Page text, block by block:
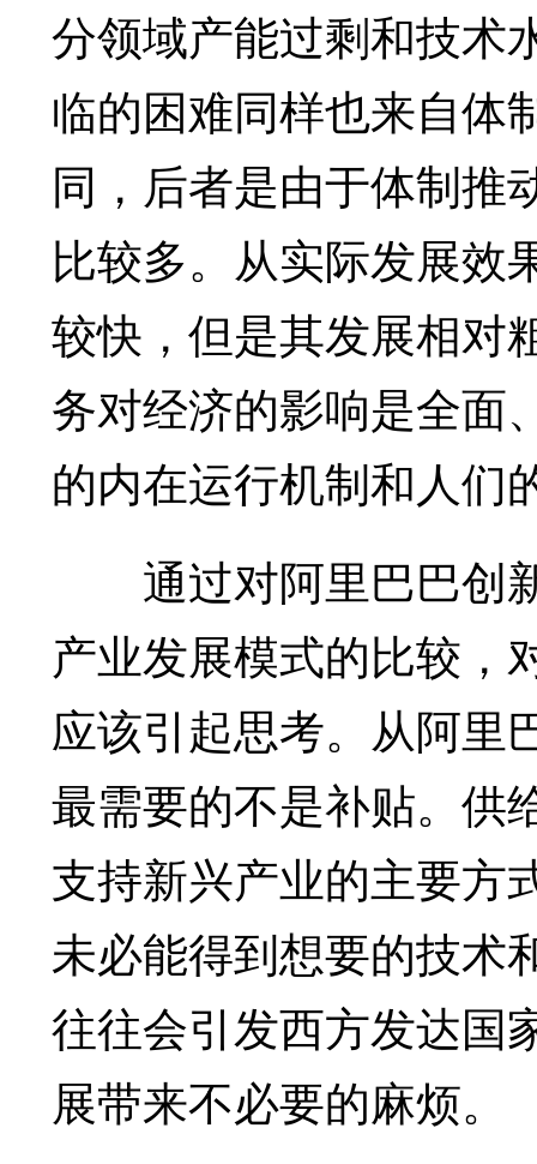
分领域产能过剩和技术
临的困难同样也来自体
同，后者是由于体制推
比较多。从实际发展效
较快，但是其发展相对
务对经济的影响是全面
的内在运行机制和人们
通过对阿里巴巴创
产业发展模式的比较，
应该引起思考。从阿里
最需要的不是补贴。供
支持新兴产业的主要方
未必能得到想要的技术
往往会引发西方发达国
展带来不必要的麻烦。